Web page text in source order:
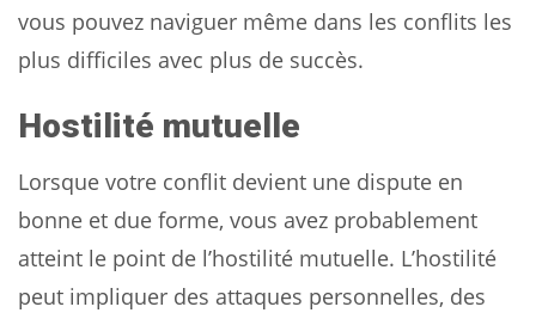
vous pouvez naviguer même dans les conflits les
plus difficiles avec plus de succès.
Hostilité mutuelle
Lorsque votre conflit devient une dispute en
bonne et due forme, vous avez probablement
atteint le point de l’hostilité mutuelle. L’hostilité
peut impliquer des attaques personnelles, des